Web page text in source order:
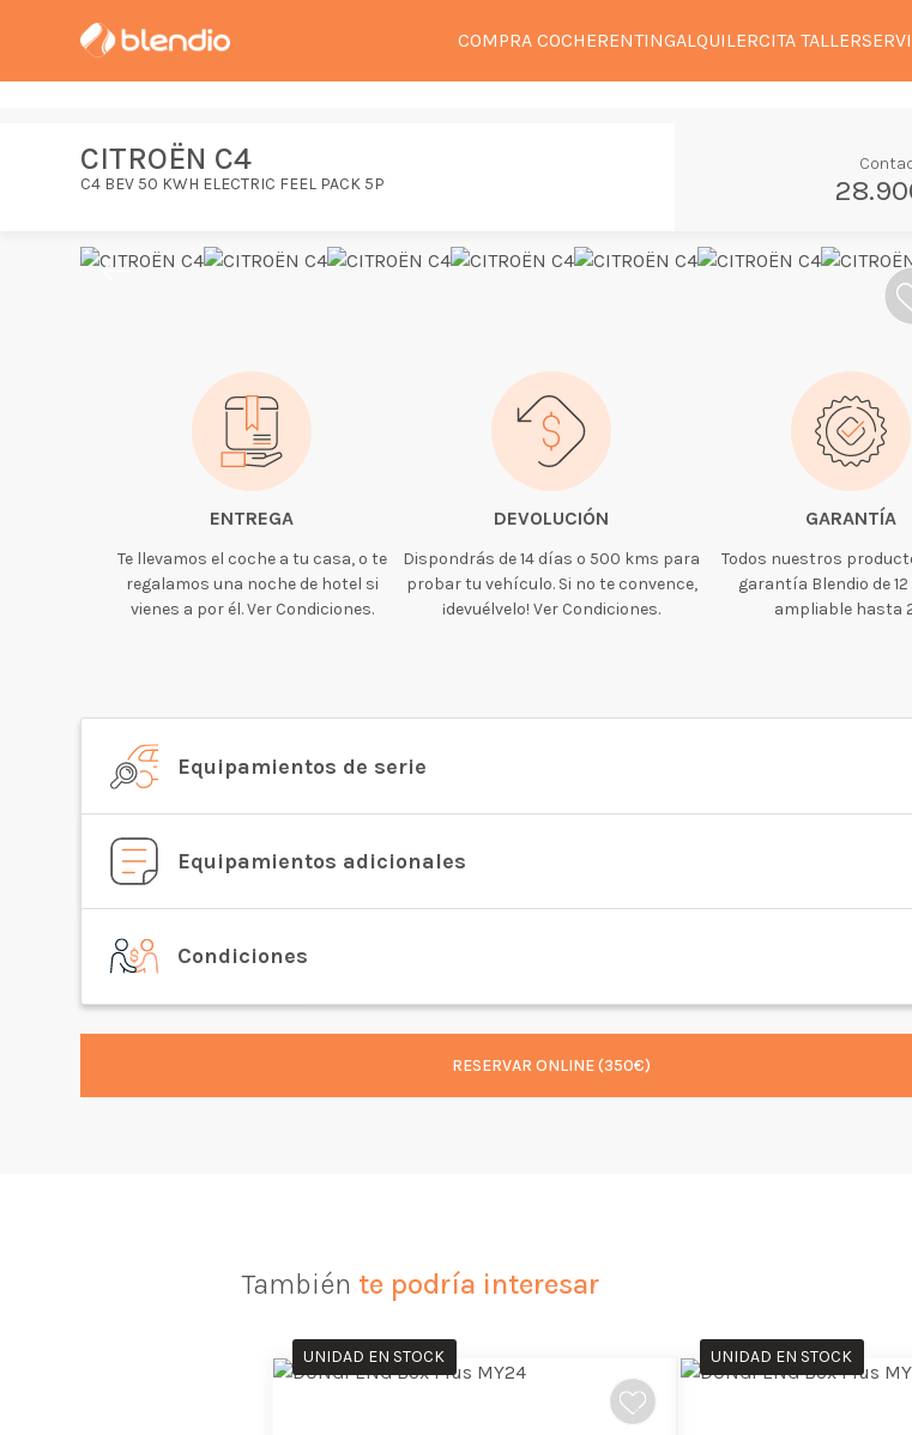
COMPRA COCHERENTINGALQUILERCITA TALLER
CITROËN C4
C4 BEV 50 KWH ELECTRIC FEEL PACK 5P
ENTREGA
Te llevamos el coche a tu casa, o te
regalamos una noche de hotel si
vienes a por él. Ver Condiciones.
DEVOLUCIÓN
Dispondrás de 14 días o 500 kms para
probar tu vehículo. Si no te convence,
¡devuélvelo! Ver Condiciones.
GARANTÍA
Todos nuestros
garantía Blendio de
ampliable hasta
Equipamientos de serie
Equipamientos adicionales
Condiciones
RESERVAR ONLINE (350€)
También te podría interesar
UNIDAD EN STOCK UNIDAD EN STOCK